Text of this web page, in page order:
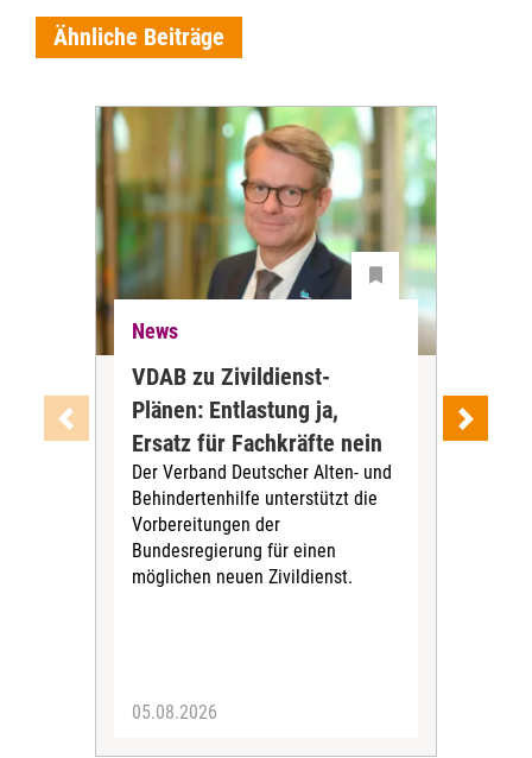
Ähnliche Beiträge
News
VDAB zu Zivildienst-
Plänen: Entlastung ja,
Ersatz für Fachkräfte nein
Der Verband Deutscher Alten- und
Behindertenhilfe unterstützt die
Vorbereitungen der
Bundesregierung für einen
möglichen neuen Zivildienst.
05.08.2026